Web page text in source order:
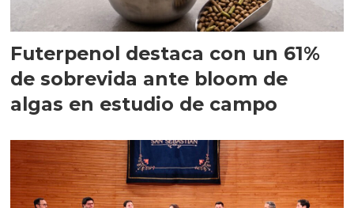
Futerpenol destaca con un 61%
de sobrevida ante bloom de
algas en estudio de campo